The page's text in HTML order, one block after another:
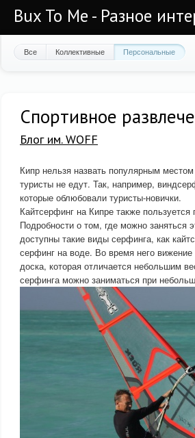
Bux To Me - Разное
Все Коллективные Персональные
Спортивное
Блог им. WOFF
Кипр нельзя назвать популярным
туристы не едут. Так, например,
которые облюбовали туристы-новички.
Кайтсерфинг на Кипре также
Подробности о том, где можно
доступны такие виды серфинга, как
серфинг на воде. Во время него
доска, которая отличается небольшим
серфинга можно заниматься при